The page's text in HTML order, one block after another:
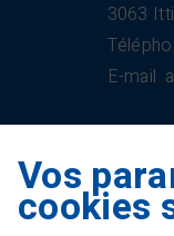
3063
E-mail
Swiss
Vos
cookies